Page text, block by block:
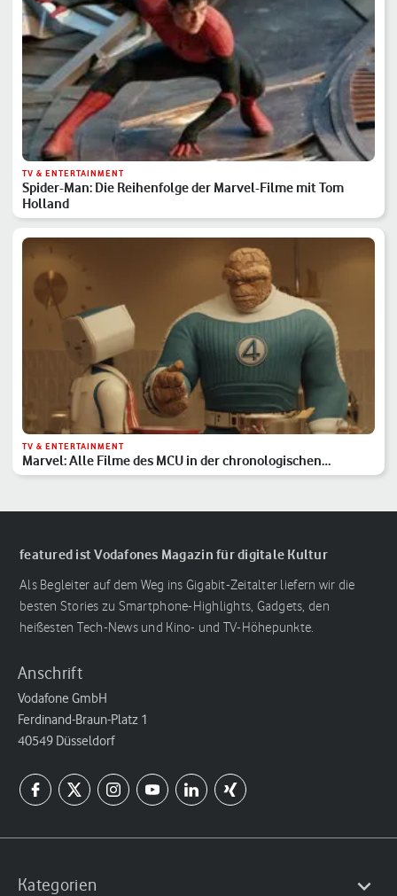
TV & ENTERTAINMENT
Spider-Man: Die Reihenfolge der Marvel-Filme mit Tom
Holland
TV & ENTERTAINMENT
Marvel: Alle Filme des MCU in der chronologischen
Reihenfolge
featured ist Vodafones Magazin für digitale Kultur
Als Begleiter auf dem Weg ins Gigabit-Zeitalter liefern wir die
besten Stories zu Smartphone-Highlights, Gadgets, den
heißesten Tech-News und Kino- und TV-Höhepunkte.
Anschrift
Vodafone GmbH
Ferdinand-Braun-Platz 1
40549 Düsseldorf
Kategorien